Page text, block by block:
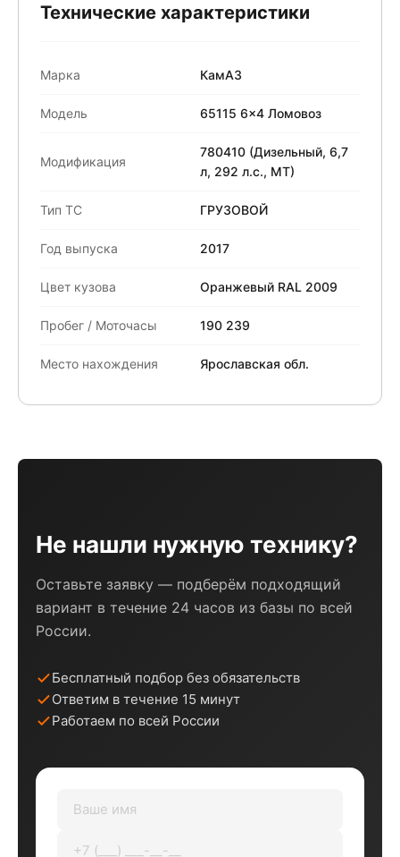
Технические характеристики
Марка КамАЗ
Модель 65115 6x4 Ломовоз
Модификация
780410 (Дизельный, 6,7
л, 292 л.с., МТ)
Тип ТС ГРУЗОВОЙ
Год выпуска 2017
Цвет кузова Оранжевый RAL 2009
Пробег / Моточасы 190 239
Место нахождения Ярославская обл.
Не нашли нужную технику?
Оставьте заявку — подберём подходящий
вариант в течение 24 часов из базы по всей
России.
Бесплатный подбор без обязательств
Ответим в течение 15 минут
Работаем по всей России